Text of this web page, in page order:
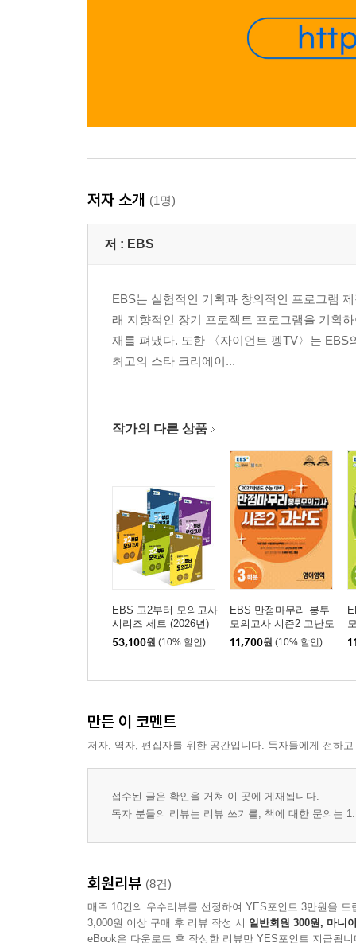
저자 소개 (1명)
저 : EBS
EBS는 실험적인 기획과 창의적인 프로그램
래 지향적인 장기 프로젝트 프로그램을 기획
재를 펴냈다. 또한 〈자이언트 펭TV〉는
최고의 스타 크리에이...
작가의 다른 상품
EBS 고2부터 모의고사
시리즈 세트 (2026년)
53,100원 (10% 할인)
EBS 만점마무리 봉투
모의고사 시즌2 고난도
영어영역 3회분 (2026
년)
11,700원 (10% 할인)
만든 이 코멘트
저자, 역자, 편집자를 위한 공간입니다. 독자들에게 전하
접수된 글은 확인을 거쳐 이 곳에 게재됩니다.
독자 분들의 리뷰는 리뷰 쓰기를, 책에 대한 문의는
회원리뷰 (8건)
매주 10건의 우수리뷰를 선정하여 YES포인트 3만원을 드
3,000원 이상 구매 후 리뷰 작성 시 일반회원 300원, 마니
eBook은 다운로드 후 작성한 리뷰만 YES포인트 지급됩니